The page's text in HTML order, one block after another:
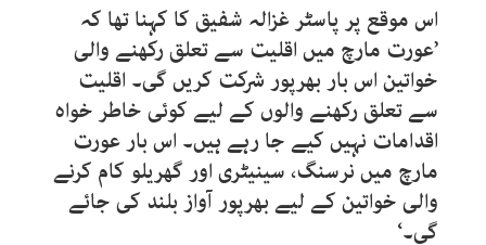
اس موقع پر پاسٹر غزالہ شفیق کا کہنا تھا کہ
’عورت مارچ میں اقلیت سے تعلق رکھنے والی
خواتین اس بار بھرپور شرکت کریں گی۔ اقلیت
سے تعلق رکھنے والوں کے لیے کوئی خاطر خواہ
اقدامات نہیں کیے جا رہے ہیں۔ اس بار عورت
مارچ میں نرسنگ، سینیٹری اور گھریلو کام کرنے
والی خواتین کے لیے بھرپور آواز بلند کی جائے
گی۔‘